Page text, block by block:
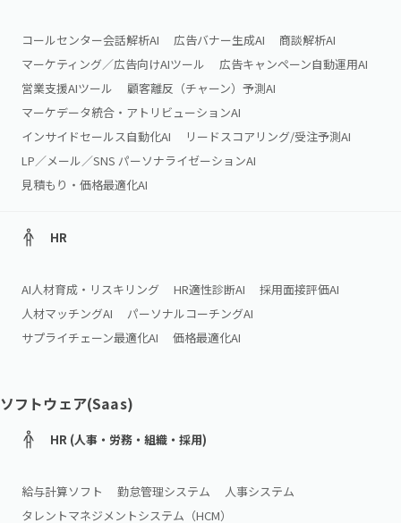
コールセンター会話解析AI 広告バナー生成AI
商談解析AI
マーケティング／広告向けAIツール
広告キャンペーン自動運用AI
営業支援AIツール
顧客離反（チャーン）予測AI
マーケデータ統合・アトリビューションAI
インサイドセールス自動化AI
リードスコアリング/受注予測AI
LP／メール／SNS パーソナライゼーションAI
見積もり・価格最適化AI
HR
AI人材育成・リスキリング HR適性診断AI
採用面接評価AI
人材マッチングAI
パーソナルコーチングAI
サプライチェーン最適化AI
価格最適化AI
ソフトウェア(Saas)
HR (人事・労務・組織・採用)
給与計算ソフト 勤怠管理システム
人事システム
タレントマネジメントシステム（HCM）